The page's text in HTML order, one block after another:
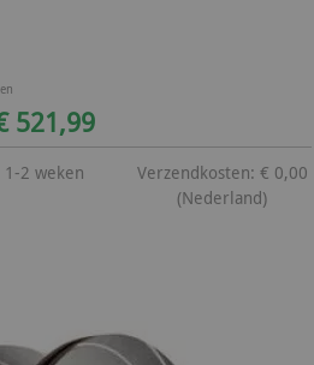
521,99
1-2 weken
Verzendkosten: € 0,00
(Nederland)